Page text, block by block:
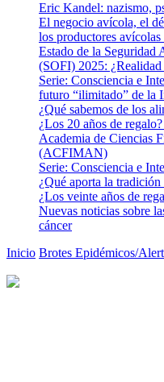
Eric Kandel: nazismo,
El negocio avícola, el
los productores
Estado de la
(SOFI) 2025: ¿Realidad
Serie: Consciencia e
futuro “ilimitado” de la
¿Qué sabemos de los
¿Los 20 años de
Academia de Ciencias
(ACFIMAN)
Serie: Consciencia e
¿Qué aporta la
¿Los veinte años de
Nuevas noticias sobre
cáncer
Inicio Brotes Epidémicos/